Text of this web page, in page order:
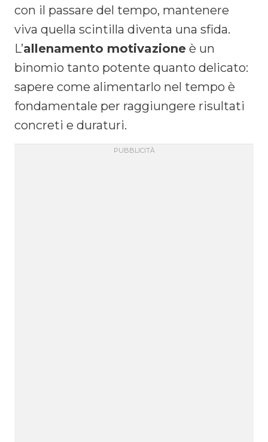
con il passare del tempo, mantenere
viva quella scintilla diventa una sfida.
L’allenamento motivazione è un
binomio tanto potente quanto delicato:
sapere come alimentarlo nel tempo è
fondamentale per raggiungere risultati
concreti e duraturi.